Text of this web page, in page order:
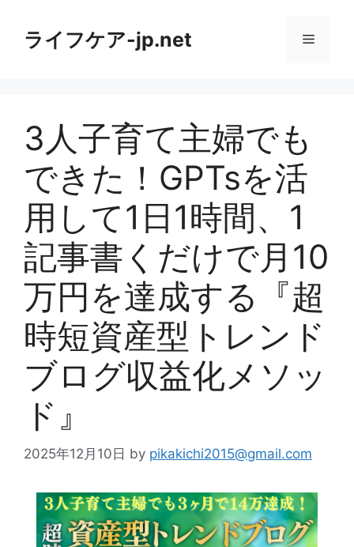
ライフケア-jp.net メ
3人子育て主婦でも
できた！GPTsを活
用して1日1時間、1
記事書くだけで月10
万円を達成する『超
時短資産型トレンド
ブログ収益化メソッ
ド』
2025年12月10日 by pikakichi2015@gmail.com